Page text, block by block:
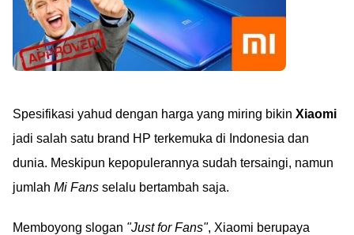
Spesifikasi yahud dengan harga yang miring bikin Xiaomi
jadi salah satu brand HP terkemuka di Indonesia dan
dunia. Meskipun kepopulerannya sudah tersaingi, namun
jumlah Mi Fans selalu bertambah saja.
Memboyong slogan "Just for Fans", Xiaomi berupaya